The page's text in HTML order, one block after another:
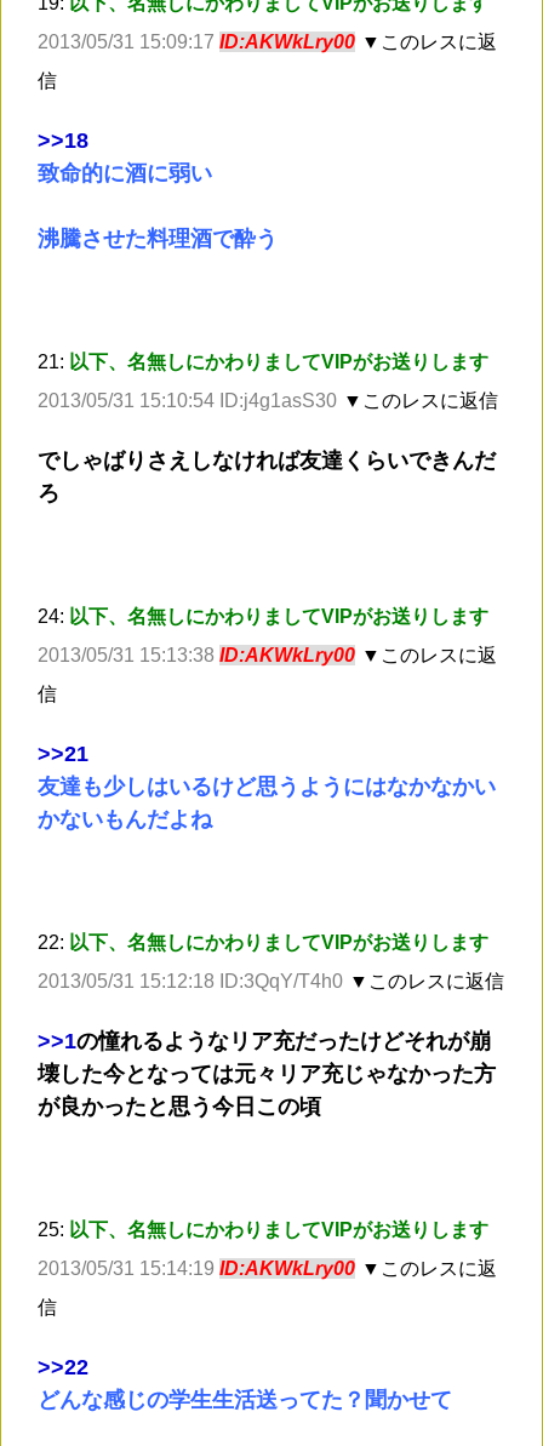
2013/05/31 15:09:17 ID:AKWkLry00 ▼このレスに返
信
>>18
致命的に酒に弱い
沸騰させた料理酒で酔う
21: 以下、名無しにかわりましてVIPがお送りします
2013/05/31 15:10:54 ID:j4g1asS30 ▼このレスに返信
でしゃばりさえしなければ友達くらいできんだ
ろ
24: 以下、名無しにかわりましてVIPがお送りします
2013/05/31 15:13:38 ID:AKWkLry00 ▼このレスに返
信
>>21
友達も少しはいるけど思うようにはなかなかい
かないもんだよね
22: 以下、名無しにかわりましてVIPがお送りします
2013/05/31 15:12:18 ID:3QqY/T4h0 ▼このレスに返信
>>1の憧れるようなリア充だったけどそれが崩
壊した今となっては元々リア充じゃなかった方
が良かったと思う今日この頃
25: 以下、名無しにかわりましてVIPがお送りします
2013/05/31 15:14:19 ID:AKWkLry00 ▼このレスに返
信
>>22
どんな感じの学生生活送ってた？聞かせて